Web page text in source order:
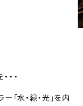
・
「水・緑・光」を内